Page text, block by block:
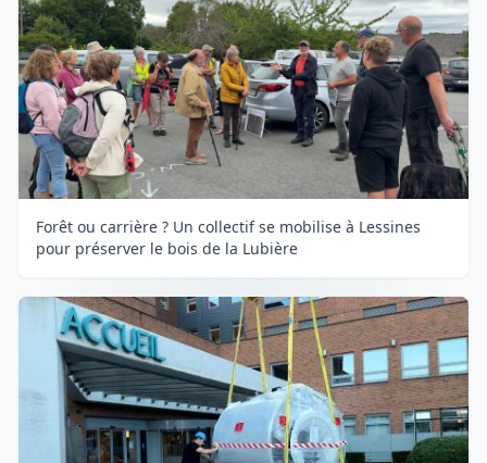
Forêt ou carrière ? Un collectif se mobilise à Lessines
pour préserver le bois de la Lubière